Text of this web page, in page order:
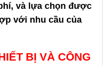
và lựa chọn được
với nhu cầu của
BỊ VÀ CÔNG